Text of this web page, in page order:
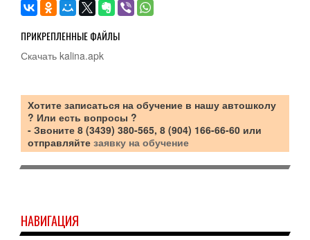
ПРИКРЕПЛЕННЫЕ ФАЙЛЫ
Скачать kalina.apk
Хотите записаться на обучение в нашу автошколу
? Или есть вопросы ?
- Звоните 8 (3439) 380-565, 8 (904) 166-66-60 или
отправляйте заявку на обучение
НАВИГАЦИЯ